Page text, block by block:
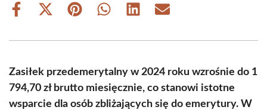
Share
Share
(Twitter)
Share Share Share Share
Zasiłek przedemerytalny w 2024 roku wzrośnie do 1
794,70 zł brutto miesięcznie, co stanowi istotne
wsparcie dla osób zbliżających się do emerytury. W